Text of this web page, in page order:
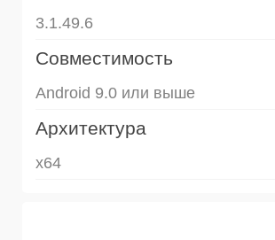
3.1.49.6
Совместимость
Android 9.0 или выше
Архитектура
x64